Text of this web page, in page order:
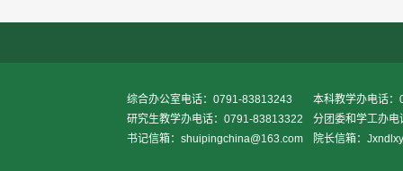
综合办公室电话：0791-83813243
本科教学办电话
研究生教学办电话：0791-83813322
分团委和学工办
书记信箱：shuipingchina@163.com
院长信箱：